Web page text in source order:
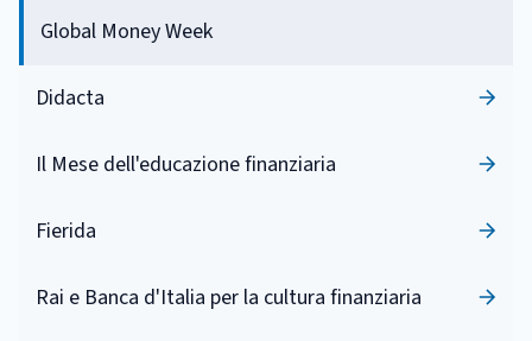
Global Money Week
Didacta
Il Mese dell'educazione finanziaria
Fierida
Rai e Banca d'Italia per la cultura finanziaria